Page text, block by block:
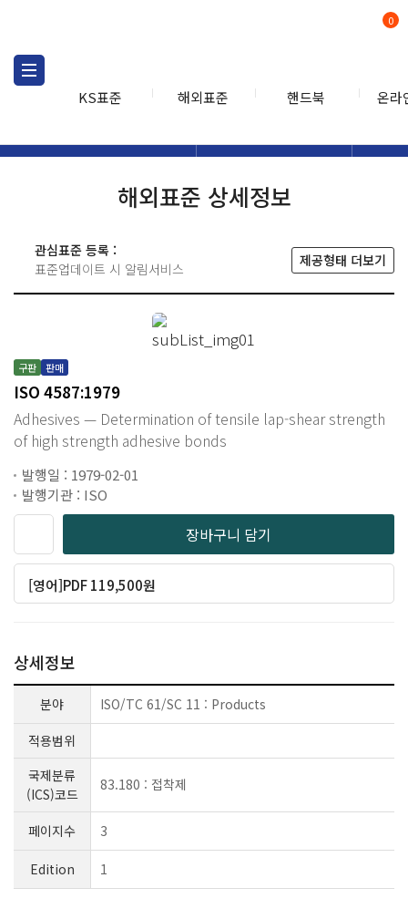
KS표준 해외표준 핸드북 온라
0
해외표준 상세정보
관심표준 등록 :
표준업데이트 시 알림서비스
제공형태 더보기
구판 판매
ISO 4587:1979
Adhesives — Determination of tensile lap-shear strength
of high strength adhesive bonds
발행일 : 1979-02-01
발행기관 : ISO
장바구니 담기
[영어]PDF 119,500원
상세정보
분야
ISO/TC 61/SC 11 : Products
적용범위
국제분류
(ICS)코드
83.180 : 접착제
페이지수 3
Edition 1